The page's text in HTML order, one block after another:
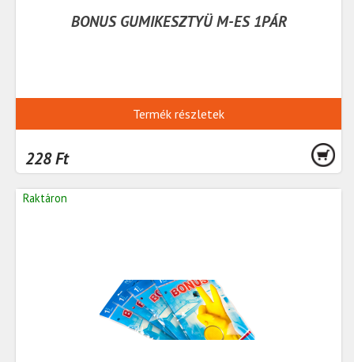
BONUS GUMIKESZTYÜ M-ES 1PÁR
Termék részletek
228 Ft
Raktáron